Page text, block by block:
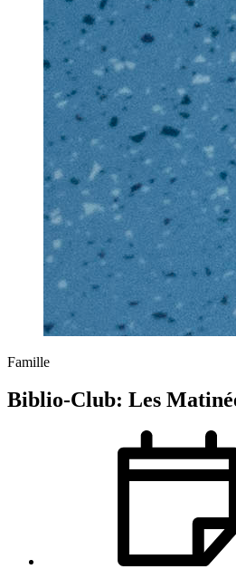
Famille
Biblio-Club: Les